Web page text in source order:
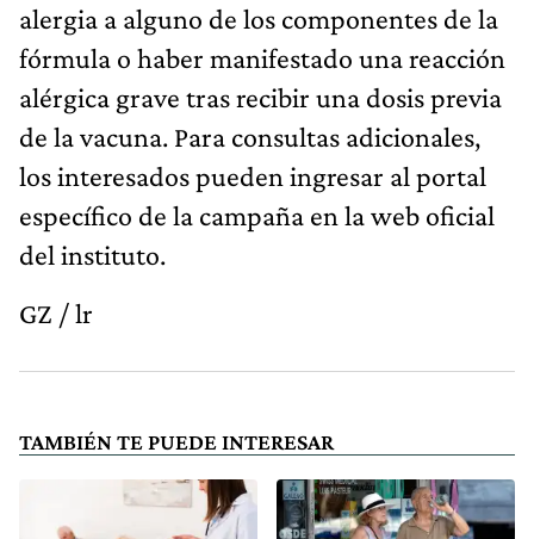
alergia a alguno de los componentes de la
fórmula o haber manifestado una reacción
alérgica grave tras recibir una dosis previa
de la vacuna. Para consultas adicionales,
los interesados pueden ingresar al portal
específico de la campaña en la web oficial
del instituto.
GZ / lr
TAMBIÉN TE PUEDE INTERESAR